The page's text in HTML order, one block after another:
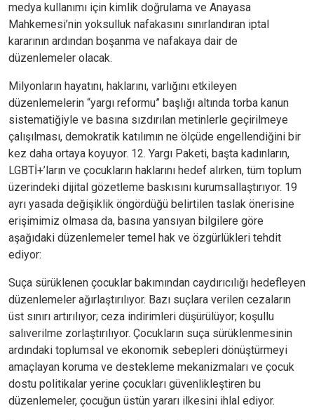
medya kullanımı için kimlik doğrulama ve Anayasa
Mahkemesi’nin yoksulluk nafakasını sınırlandıran iptal
kararının ardından boşanma ve nafakaya dair de
düzenlemeler olacak.
Milyonların hayatını, haklarını, varlığını etkileyen
düzenlemelerin “yargı reformu” başlığı altında torba kanun
sistematiğiyle ve basına sızdırılan metinlerle geçirilmeye
çalışılması, demokratik katılımın ne ölçüde engellendiğini bir
kez daha ortaya koyuyor. 12. Yargı Paketi, başta kadınların,
LGBTİ+’ların ve çocukların haklarını hedef alırken, tüm toplum
üzerindeki dijital gözetleme baskısını kurumsallaştırıyor. 19
ayrı yasada değişiklik öngördüğü belirtilen taslak önerisine
erişimimiz olmasa da, basına yansıyan bilgilere göre
aşağıdaki düzenlemeler temel hak ve özgürlükleri tehdit
ediyor:
Suça sürüklenen çocuklar bakımından caydırıcılığı hedefleyen
düzenlemeler ağırlaştırılıyor. Bazı suçlara verilen cezaların
üst sınırı artırılıyor; ceza indirimleri düşürülüyor; koşullu
salıverilme zorlaştırılıyor. Çocukların suça sürüklenmesinin
ardındaki toplumsal ve ekonomik sebepleri dönüştürmeyi
amaçlayan koruma ve destekleme mekanizmaları ve çocuk
dostu politikalar yerine çocukları güvenlikleştiren bu
düzenlemeler, çocuğun üstün yararı ilkesini ihlal ediyor.